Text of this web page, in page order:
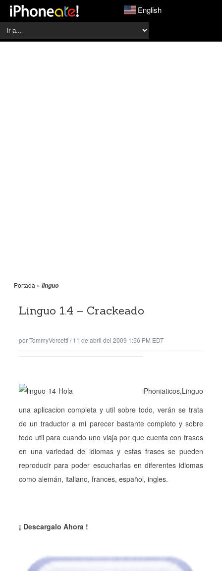
English
Portada » linguo
Linguo 1.4 – Crackeado
porTommyVercetti /11 de abril del 2009 1:56 PM EDT
Hola iPhoniaticos,Linguo
una aplicacion completa y util sobre todo, verán se trata
de un traductor a mi parecer bastante completo y sobre
todo util para cuando uno viaja por que cuenta con frases
en una variedad de idiomas y estas frases se pueden
reproducir para poder escucharlas en diferentes idiomas
como alemán, italiano, frances, español, ingles.
¡ Descargalo Ahora !